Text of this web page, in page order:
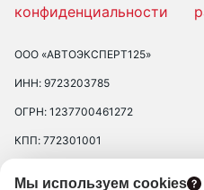
Мы используем cookies
конфиденциальности
ООО «АВТОЭКСПЕРТ125»
ИНН: 9723203785
ОГРН: 1237700461272
КПП: 772301001